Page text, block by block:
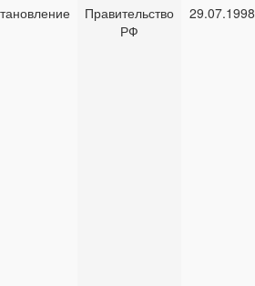
Правительство
РФ
29.07.1998